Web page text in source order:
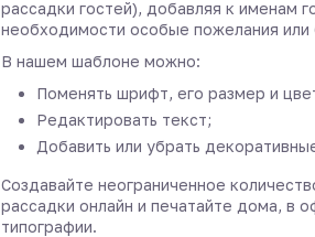
рассадки гостей), добавляя к именам
необходимости особые пожелания или
В нашем шаблоне можно:
Поменять шрифт, его размер и
Редактировать текст;
Добавить или убрать
Создавайте неограниченное
рассадки онлайн и печатайте дома, в
типографии.